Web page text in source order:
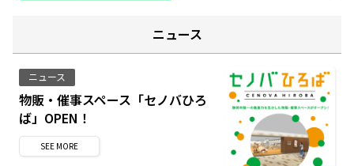
ニュース
ニュース
物販・催事スペース「セノバひろ
ば」OPEN！
SEE MORE